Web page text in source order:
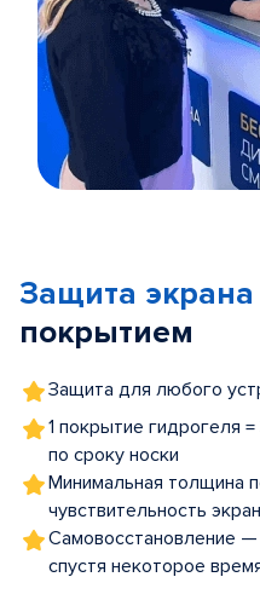
5
Защита экрана
покрытием
Защита для любого
1 покрытие гидрогеля
по сроку носки
Минимальная толщина
чувствительность
Самовосстановление
спустя некоторое